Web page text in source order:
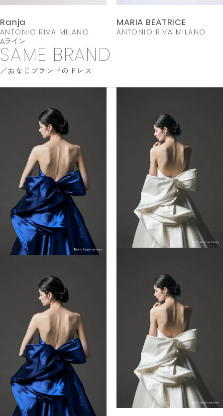
Ranja
ANTONIO RIVA MILANO
Aライン
MARIA BEATRICE
ANTONIO RIVA MILANO
SAME BRAND
おなじブランドのドレス